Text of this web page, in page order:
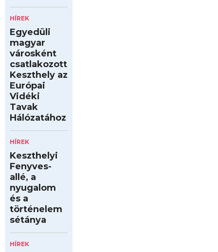
HÍREK
Egyedüli
magyar
városként
csatlakozott
Keszthely az
Európai
Vidéki
Tavak
Hálózatához
HÍREK
Keszthelyi
Fenyves-
allé, a
nyugalom
és a
történelem
sétánya
HÍREK